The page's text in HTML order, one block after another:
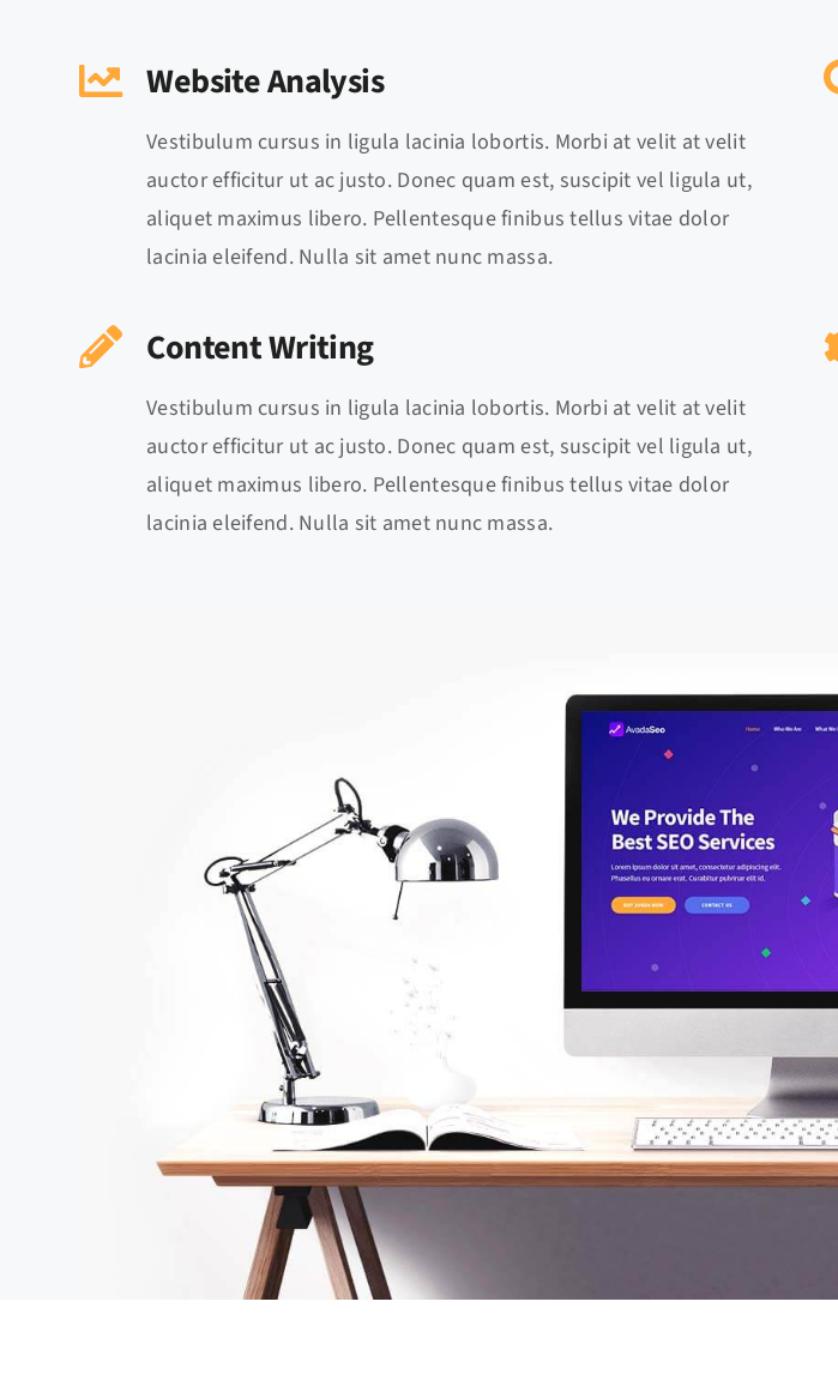
Website Analysis
Vestibulum cursus in ligula lacinia lobortis. Morbi at velit at velit
auctor efficitur ut ac justo. Donec quam est, suscipit vel ligula ut,
aliquet maximus libero. Pellentesque finibus tellus vitae dolor
lacinia eleifend. Nulla sit amet nunc massa.
Content Writing
Vestibulum cursus in ligula lacinia lobortis. Morbi at velit at velit
auctor efficitur ut ac justo. Donec quam est, suscipit vel ligula ut,
aliquet maximus libero. Pellentesque finibus tellus vitae dolor
lacinia eleifend. Nulla sit amet nunc massa.